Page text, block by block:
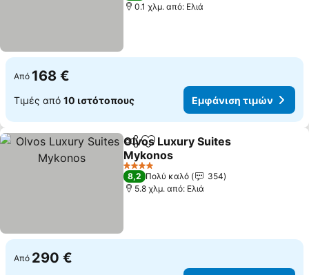
0.1 χλμ. από: Ελιά
Από 168 €
Τιμές από 10 ιστότοπους Εμφάνιση τιμών
Κοινοποίηση
Προσθήκη στα αγαπημένα
Olvos Luxury Suites
Mykonos
4 Αστέρια
8,2 Πολύ καλό
354
5.8 χλμ. από: Ελιά
Από 290 €